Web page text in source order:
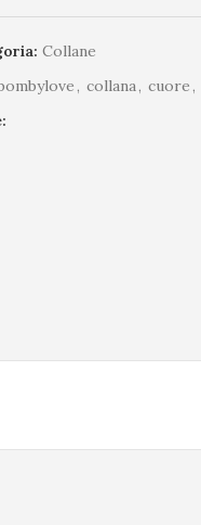
Collane
, collana, cuore,